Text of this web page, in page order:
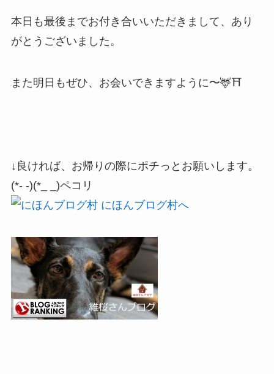
本日も最後までお付き合いいただきまして、あり
がとうございました。
また明日もぜひ、お会いできますように〜🦌⛩
↓良ければ、お帰りの際にポチっとお願いします。
(*- -)(*_ _)ペコリ